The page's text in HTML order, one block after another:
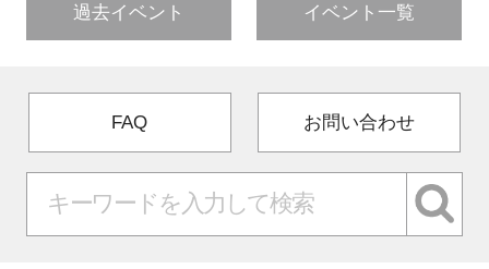
過去イベント イベント一覧
FAQ お問い合わせ